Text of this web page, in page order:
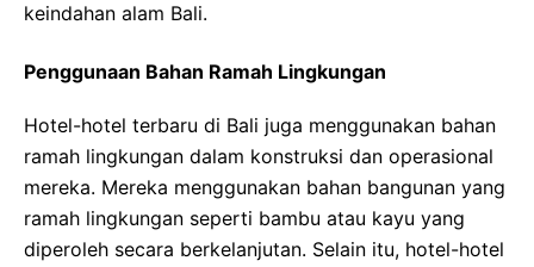
keindahan alam Bali.
Penggunaan Bahan Ramah Lingkungan
Hotel-hotel terbaru di Bali juga menggunakan bahan
ramah lingkungan dalam konstruksi dan operasional
mereka. Mereka menggunakan bahan bangunan yang
ramah lingkungan seperti bambu atau kayu yang
diperoleh secara berkelanjutan. Selain itu, hotel-hotel